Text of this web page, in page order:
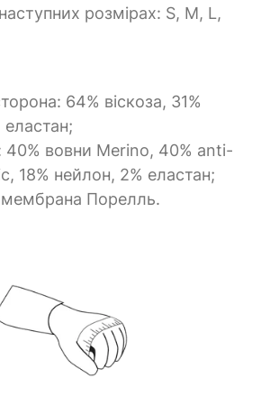
розмірах: S, M, L,
64% віскоза, 31%
40% вовни Merino, 40% anti-
18% нейлон, 2% еластан;
мембрана Порелль.